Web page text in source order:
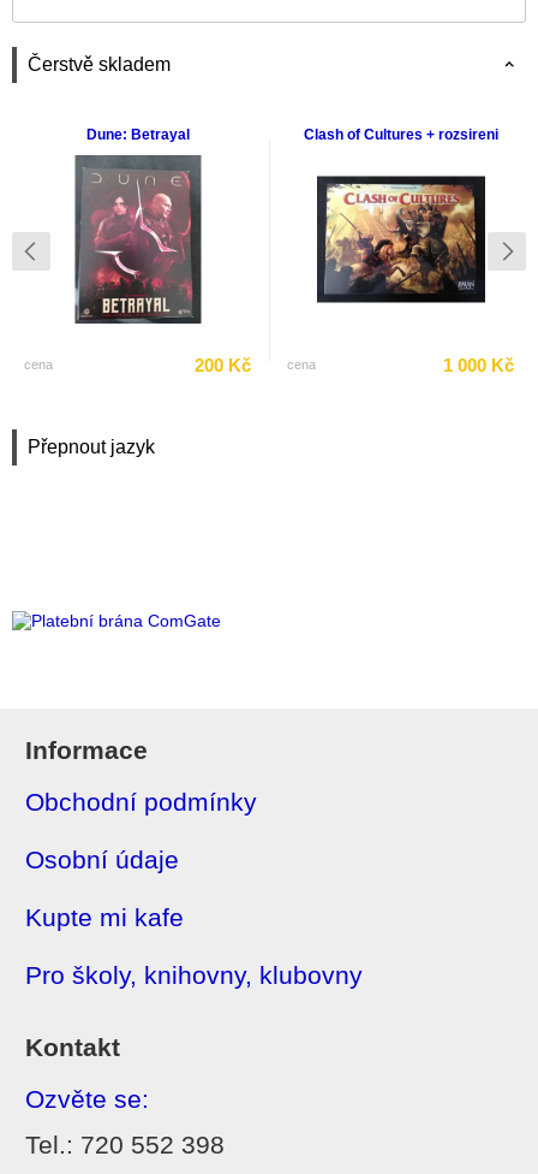
Přepnout jazyk
Čerstvě skladem
Dune: Betrayal
cena 200 Kč
Clash of Cultures + rozsireni
cena 1 000 Kč
Informace
Obchodní podmínky
Osobní údaje
Kupte mi kafe
Pro školy, knihovny, klubovny
Kontakt
Ozvěte se:
Tel.: 720 552 398